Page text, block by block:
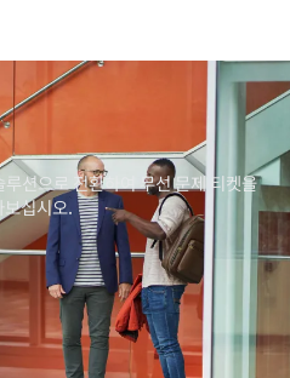
션으로 전환하여 무선 문제 티켓을
십시오.